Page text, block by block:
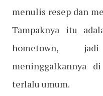
menulis resep dan
Tampaknya itu
hometown,
meninggalkannya
terlalu umum.